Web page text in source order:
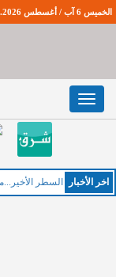
الخميس 6 آب / أغسطس 2026. 5:9:25 صباحاً
Toggle
navigation
اخر اﻷخبار